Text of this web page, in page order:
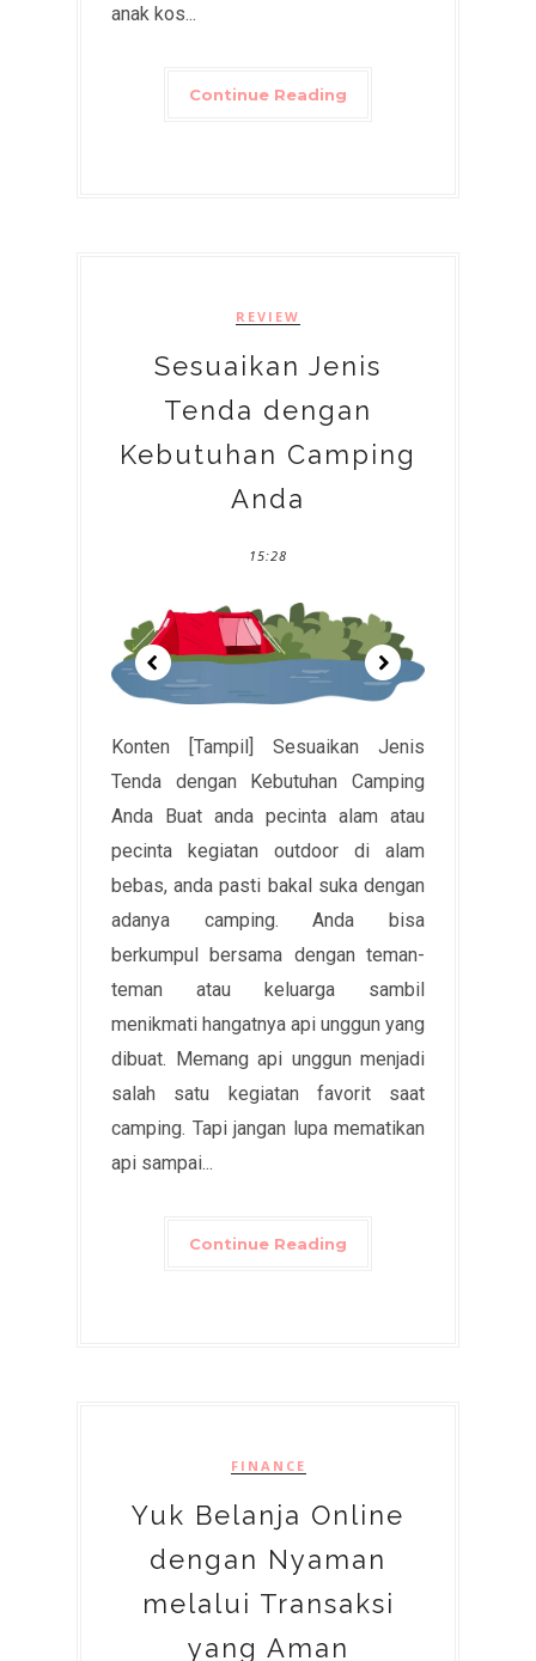
anak kos...
Continue Reading
REVIEW
Sesuaikan Jenis
Tenda dengan
Kebutuhan Camping
Anda
15:28
Konten [Tampil] Sesuaikan Jenis
Tenda dengan Kebutuhan Camping
Anda Buat anda pecinta alam atau
pecinta kegiatan outdoor di alam
bebas, anda pasti bakal suka dengan
adanya camping. Anda bisa
berkumpul bersama dengan teman-
teman atau keluarga sambil
menikmati hangatnya api unggun yang
dibuat. Memang api unggun menjadi
salah satu kegiatan favorit saat
camping. Tapi jangan lupa mematikan
api sampai...
Continue Reading
FINANCE
Yuk Belanja Online
dengan Nyaman
melalui Transaksi
yang Aman